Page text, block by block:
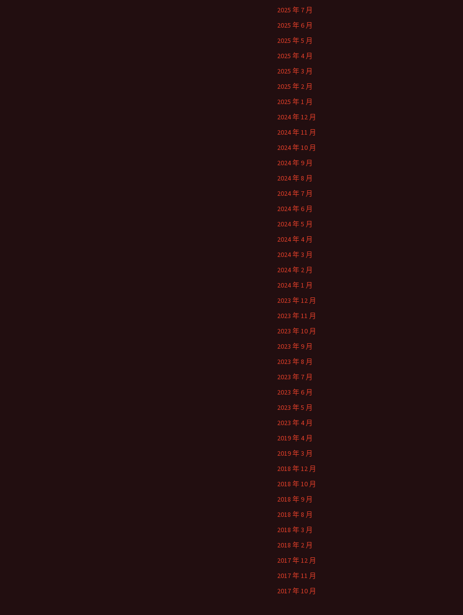
2025 年 7 月
2025 年 6 月
2025 年 5 月
2025 年 4 月
2025 年 3 月
2025 年 2 月
2025 年 1 月
2024 年 12 月
2024 年 11 月
2024 年 10 月
2024 年 9 月
2024 年 8 月
2024 年 7 月
2024 年 6 月
2024 年 5 月
2024 年 4 月
2024 年 3 月
2024 年 2 月
2024 年 1 月
2023 年 12 月
2023 年 11 月
2023 年 10 月
2023 年 9 月
2023 年 8 月
2023 年 7 月
2023 年 6 月
2023 年 5 月
2023 年 4 月
2019 年 4 月
2019 年 3 月
2018 年 12 月
2018 年 10 月
2018 年 9 月
2018 年 8 月
2018 年 3 月
2018 年 2 月
2017 年 12 月
2017 年 11 月
2017 年 10 月